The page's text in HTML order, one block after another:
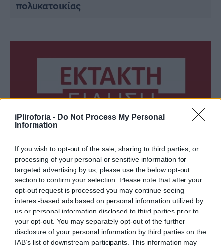
iPliroforia - Do Not Process My Personal
Information
If you wish to opt-out of the sale, sharing to third parties, or
processing of your personal or sensitive information for
targeted advertising by us, please use the below opt-out
section to confirm your selection. Please note that after your
opt-out request is processed you may continue seeing
interest-based ads based on personal information utilized by
us or personal information disclosed to third parties prior to
your opt-out. You may separately opt-out of the further
disclosure of your personal information by third parties on the
IAB’s list of downstream participants. This information may
πολυκατοικίας
ΕΛΛΑΔΑ
Πέθαvε ξαφνικά γνωστός Έλληνας
δικηγόρος στα 48